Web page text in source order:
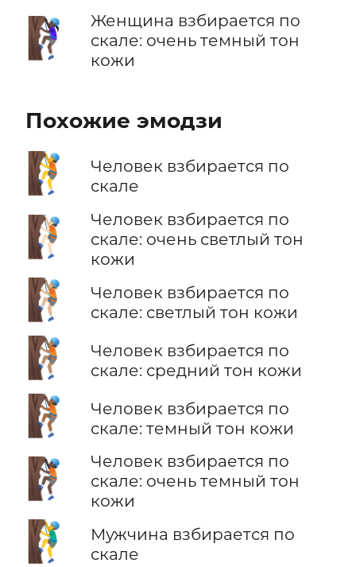
🧗🏿‍♀️
Женщина взбирается по
скале: очень темный тон
кожи
Похожие эмодзи
🧗
Человек взбирается по
скале
🧗🏻
Человек взбирается по
скале: очень светлый тон
кожи
🧗🏼
Человек взбирается по
скале: светлый тон кожи
🧗🏽
Человек взбирается по
скале: средний тон кожи
🧗🏾
Человек взбирается по
скале: темный тон кожи
🧗🏿
Человек взбирается по
скале: очень темный тон
кожи
🧗‍♂️
Мужчина взбирается по
скале